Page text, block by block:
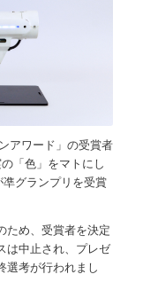
アワード」の受賞者
「色」をマトにし
凖グランプリを受賞
ため、受賞者を決定
は中止され、プレゼ
選考が行われまし